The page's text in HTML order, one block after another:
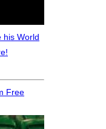
his World
Free